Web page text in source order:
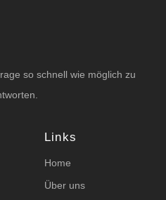
so schnell wie möglich zu
Links
Home
Über uns